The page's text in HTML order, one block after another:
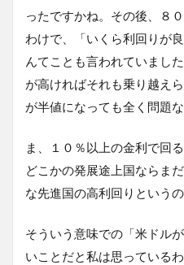
ったですかね。その後、８
わけで、「いくら利回りが
んてことも言われていまし
が高ければそれも乗り越え
が半値になっても全く問題な
ま、１０％以上の金利で回
どこかの発展途上国ならま
な先進国の高利回りという
そういう意味での「米ドル
いことだと私は思っているわ